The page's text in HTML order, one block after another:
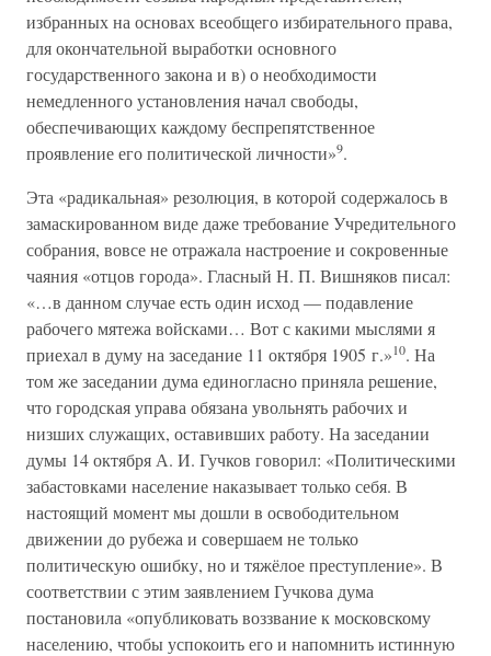
избранных на основах всеобщего избирательного права,
для окончательной выработки основного
государственного закона и в) о необходимости
немедленного установления начал свободы,
обеспечивающих каждому беспрепятственное
проявление его политической личности»9.
Эта «радикальная» резолюция, в которой содержалось в
замаскированном виде даже требование Учредительного
собрания, вовсе не отражала настроение и сокровенные
чаяния «отцов города». Гласный Н. П. Вишняков писал:
«…в данном случае есть один исход — подавление
рабочего мятежа войсками… Вот с какими мыслями я
приехал в думу на заседание 11 октября 1905 г.»10. На
том же заседании дума единогласно приняла решение,
что городская управа обязана увольнять рабочих и
низших служащих, оставивших работу. На заседании
думы 14 октября А. И. Гучков говорил: «Политическими
забастовками население наказывает только себя. В
настоящий момент мы дошли в освободительном
движении до рубежа и совершаем не только
политическую ошибку, но и тяжёлое преступление». В
соответствии с этим заявлением Гучкова дума
постановила «опубликовать воззвание к московскому
населению, чтобы успокоить его и напомнить истинную